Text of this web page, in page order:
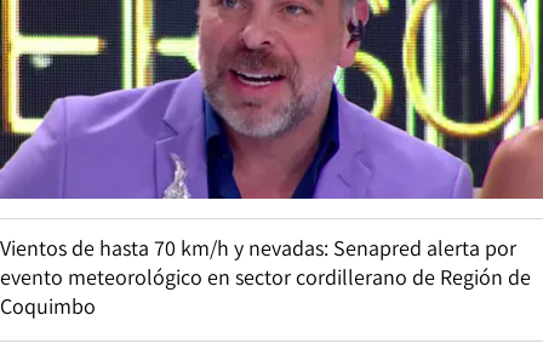
Vientos de hasta 70 km/h y nevadas: Senapred alerta por
evento meteorológico en sector cordillerano de Región de
Coquimbo